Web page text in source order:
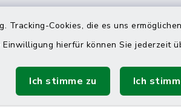
Tracking-Cookies, die es uns
hierfür können Sie jederzeit
Ich stimme zu Ich
08:00 Uhr –
14:00 Uhr –